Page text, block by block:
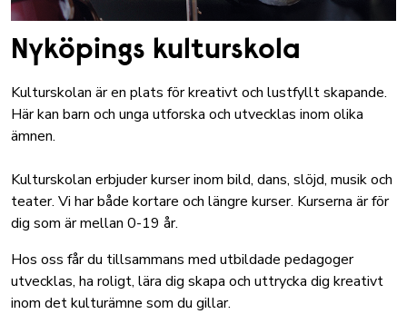
Nyköpings kulturskola
Kulturskolan är en plats för kreativt och lustfyllt skapande.
Här kan barn och unga utforska och utvecklas inom olika
ämnen.
Kulturskolan erbjuder kurser inom bild, dans, slöjd, musik och
teater. Vi har både kortare och längre kurser. Kurserna är för
dig som är mellan 0-19 år.
Hos oss får du tillsammans med utbildade pedagoger
utvecklas, ha roligt, lära dig skapa och uttrycka dig kreativt
inom det kulturämne som du gillar.